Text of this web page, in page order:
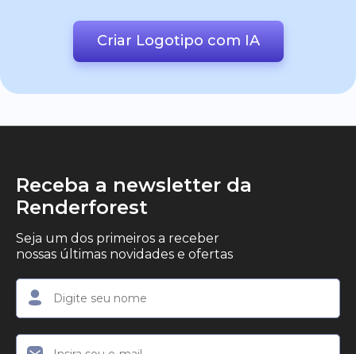
Criar Logotipo com IA
Receba a newsletter da
Renderforest
Seja um dos primeiros a receber
nossas últimas novidades e ofertas